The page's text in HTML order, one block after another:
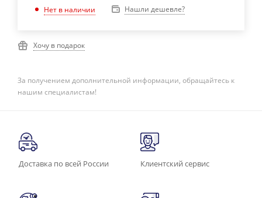
Нет в наличии Нашли дешевле?
Хочу в подарок
За получением дополнительной информации, обращайтесь к
нашим специалистам!
Доставка по всей России Клиентский сервис